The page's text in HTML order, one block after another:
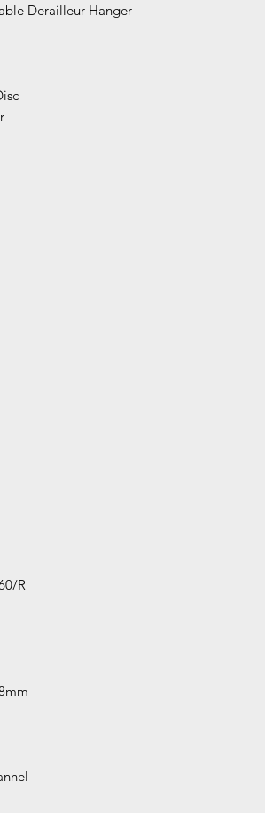
Derailleur Hanger
R